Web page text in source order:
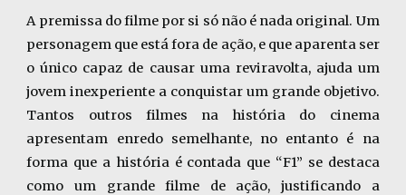
A premissa do filme por si só não é nada original. Um
personagem que está fora de ação, e que aparenta ser
o único capaz de causar uma reviravolta, ajuda um
jovem inexperiente a conquistar um grande objetivo.
Tantos outros filmes na história do cinema
apresentam enredo semelhante, no entanto é na
forma que a história é contada que “F1” se destaca
como um grande filme de ação, justificando a